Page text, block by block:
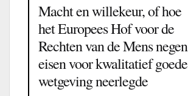
Macht en willekeur, of hoe
het Europees Hof voor de
Rechten van de Mens negen
eisen voor kwalitatief goede
wetgeving neerlegde